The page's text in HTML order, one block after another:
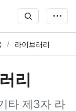
라이브러리
리
타 제3자 라